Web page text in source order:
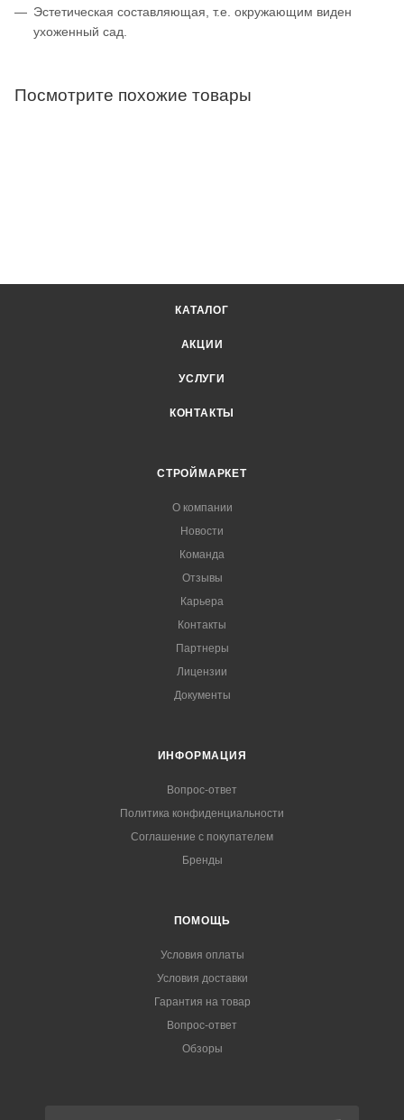
Эстетическая составляющая, т.е. окружающим виден
ухоженный сад.
Посмотрите похожие товары
КАТАЛОГ
АКЦИИ
УСЛУГИ
КОНТАКТЫ
СТРОЙМАРКЕТ
О компании
Новости
Команда
Отзывы
Карьера
Контакты
Партнеры
Лицензии
Документы
ИНФОРМАЦИЯ
Вопрос-ответ
Политика конфиденциальности
Соглашение с покупателем
Бренды
ПОМОЩЬ
Условия оплаты
Условия доставки
Гарантия на товар
Вопрос-ответ
Обзоры